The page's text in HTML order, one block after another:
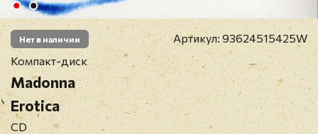
Нет в наличии Артикул: 93624515425W
Компакт-диск
Madonna
Erotica
CD